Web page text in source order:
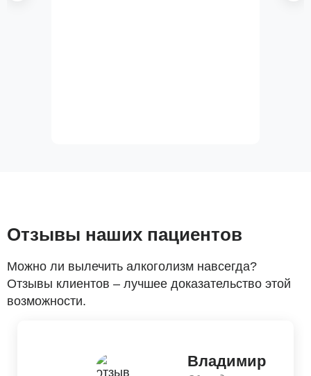
Отзывы наших пациентов
Можно ли вылечить алкоголизм навсегда?
Отзывы клиентов – лучшее доказательство этой
возможности.
Владимир